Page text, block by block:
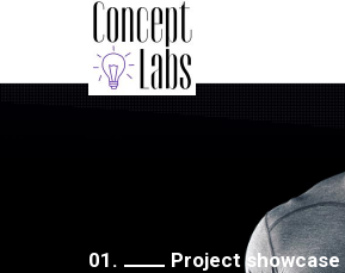
01. Project showcase